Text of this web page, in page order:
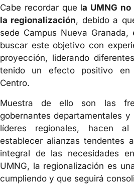
Cabe recordar que la UMNG
la regionalización, debido a
sede Campus Nueva
buscar este objetivo con
proyección, liderando
tenido un efecto positivo en
Centro.
Muestra de ello son las
gobernantes departamentales
líderes regionales, hacen
establecer alianzas tendentes
integral de las necesidades
UMNG, la regionalización es
cumpliendo y que seguirá